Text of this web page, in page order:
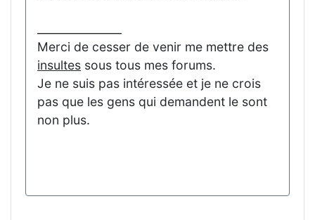
Merci de cesser de venir me mettre des
insultes sous tous mes forums.
Je ne suis pas intéressée et je ne crois
pas que les gens qui demandent le sont
non plus.